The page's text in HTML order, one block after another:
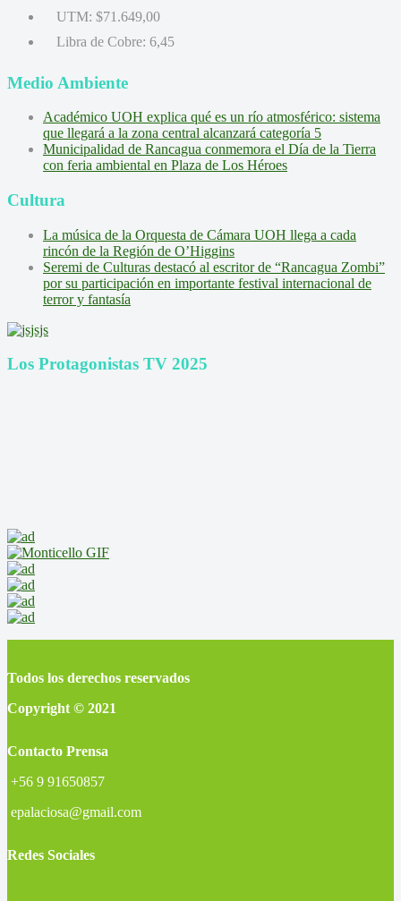
UTM: $71.649,00
Libra de Cobre: 6,45
Medio Ambiente
Académico UOH explica qué es un río atmosférico: sistema
que llegará a la zona central alcanzará categoría 5
Municipalidad de Rancagua conmemora el Día de la Tierra
con feria ambiental en Plaza de Los Héroes
Cultura
La música de la Orquesta de Cámara UOH llega a cada
rincón de la Región de O’Higgins
Seremi de Culturas destacó al escritor de “Rancagua Zombi”
por su participación en importante festival internacional de
terror y fantasía
Los Protagonistas TV 2025
Todos los derechos reservados
Copyright © 2021
Contacto Prensa
+56 9 91650857
epalaciosa@gmail.com
Redes Sociales